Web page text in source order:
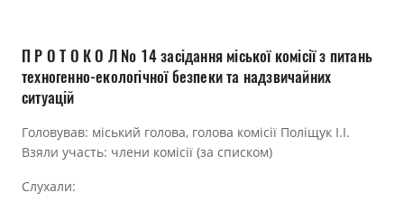
Документи
П Р О Т О К О Л № 14 засідання міської комісії з питань
техногенно-екологічної безпеки та надзвичайних
ситуацій
Головував: міський голова, голова комісії Поліщук І.І.
Взяли участь: члени комісії (за списком)
Слухали: